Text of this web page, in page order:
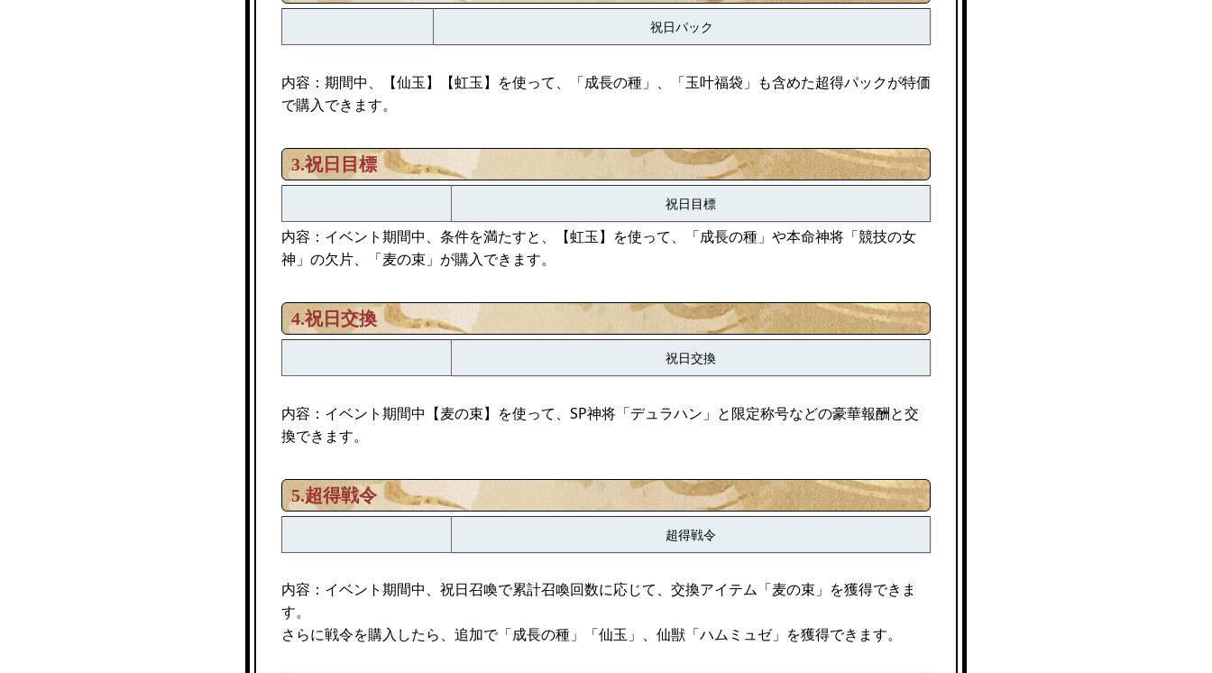
祝日パック
内容：期間中、【仙玉】【虹玉】を使って、「成長の種」、「玉叶福袋」も含めた超得パックが特価
で購入できます。
3.祝日目標
祝日目標
内容：イベント期間中、条件を満たすと、【虹玉】を使って、「成長の種」や本命神将「競技の女
神」の欠片、「麦の束」が購入できます。
4.祝日交換
祝日交換
内容：イベント期間中【麦の束】を使って、SP神将「デュラハン」と限定称号などの豪華報酬と交
換できます。
5.超得戦令
超得戦令
内容：イベント期間中、祝日召喚で累計召喚回数に応じて、交換アイテム「麦の束」を獲得できま
す。
さらに戦令を購入したら、追加で「成長の種」「仙玉」、仙獣「ハムミュゼ」を獲得できます。